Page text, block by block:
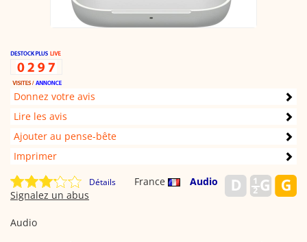
Donnez votre avis
Lire les avis
Ajouter au pense-bête
Imprimer
Détails France
Audio
Signalez un abus
Audio